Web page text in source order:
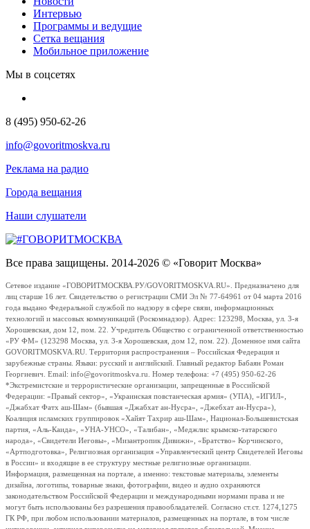
Интервью
Программы и ведущие
Сетка вещания
Мобильное приложение
Мы в соцсетях
8 (495) 950-62-26
info@govoritmoskva.ru
Реклама на радио
Города вещания
Наши слушатели
Все права защищены. 2014-2026 © «Говорит Москва»
Сетевое издание «ГОВОРИТМОСКВА.РУ/GOVORITMOSKVA.RU». Предназначено для
лиц старше 16 лет. Свидетельство о регистрации СМИ Эл № 77-64961 от 04 марта 2016
года выдано Федеральной службой по надзору в сфере связи, информационных
технологий и массовых коммуникаций (Роскомнадзор). Адрес: 123298, Москва, ул. 3-я
Хорошевская, дом 12, пом. 22. Учредитель Общество с ограниченной ответственностью
«РУ ФМ» (123298 Москва, ул. 3-я Хорошевская, дом 12, пом. 22). Доменное имя сайта
GOVORITMOSKVA.RU. Территория распространения – Российская Федерация и
зарубежные страны. Языки: русский и английский. Главный редактор Бабаян Роман
Георгиевич. Email: info@govoritmoskva.ru. Номер телефона: +7 (495) 950-62-26
*Экстремистские и террористические организации, запрещенные в Российской
Федерации: «Правый сектор», «Украинская повстанческая армия» (УПА), «ИГИЛ»,
«Джабхат Фатх аш-Шам» (бывшая «Джабхат ан-Нусра», «Джебхат ан-Нусра»),
Коалиция исламских группировок «Хайят Тахрир аш-Шам», Национал-Большевистская
партия, «Аль-Каида», «УНА-УНСО», «Талибан», «Меджлис крымско-татарского
народа», «Свидетели Иеговы», «Мизантропик Дивижн», «Братство» Корчинского,
«Артподготовка», Религиозная организация «Управленческий центр Свидетелей Иеговы
в России» и входящие в ее структуру местные религиозные организации.
Информация, размещенная на портале, а именно: текстовые материалы, элементы
дизайна, логотипы, товарные знаки, фотографии, видео и аудио охраняются
законодательством Российской Федерации и международными нормами права и не
могут быть использованы без разрешения правообладателей. Согласно ст.ст. 1274,1275
ГК РФ, при любом использовании материалов, размещенных на портале, в том числе